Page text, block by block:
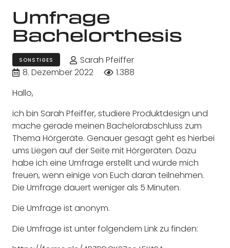
Umfrage
Bachelorthesis
SONSTIGES
Sarah Pfeiffer
8. Dezember 2022
1.388
Hallo,
ich bin Sarah Pfeiffer, studiere Produktdesign und
mache gerade meinen Bachelorabschluss zum
Thema Hörgeräte. Genauer gesagt geht es hierbei
ums Liegen auf der Seite mit Hörgeräten. Dazu
habe ich eine Umfrage erstellt und würde mich
freuen, wenn einige von Euch daran teilnehmen.
Die Umfrage dauert weniger als 5 Minuten.
Die Umfrage ist anonym.
Die Umfrage ist unter folgendem Link zu finden: